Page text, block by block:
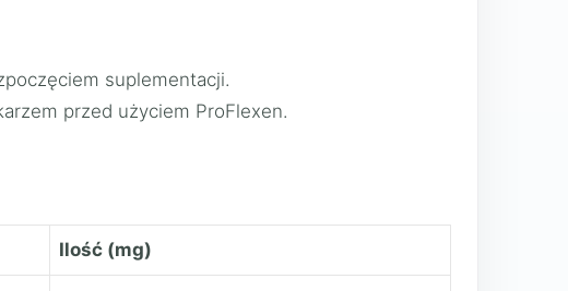
suplementacji.
przed użyciem ProFlexen.
Ilość (mg)